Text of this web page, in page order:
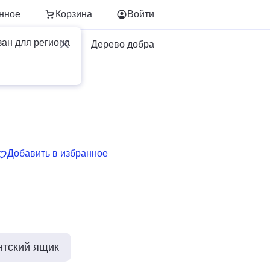
Корзина
для региона
Войти
Для бизнеса Дерево добра
Добавить в избранное
ящик